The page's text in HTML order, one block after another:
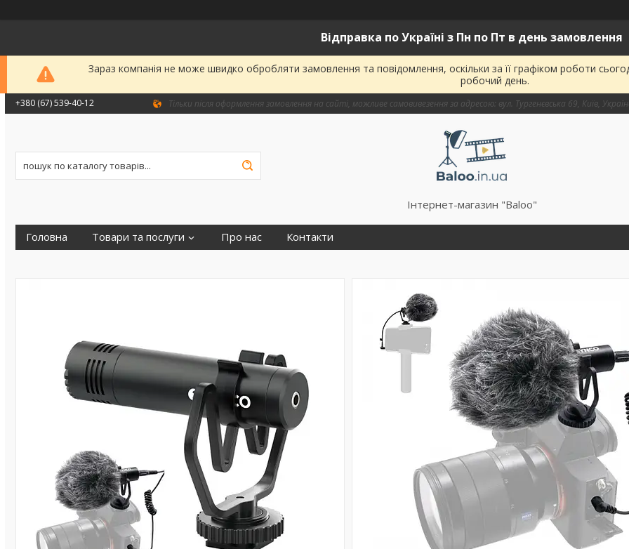
Відправка по Україні з Пн по Пт в день замовлення
Зараз компанія не може швидко обробляти замовлення та повідомлення, оскільки за її графіком роботи
робочий день.
+380 (67) 539-40-12 Тільки після оформлення замовлення на сайті, можливе самовивезення за адресою: вул. Тургенєвська 69, Київ,
Інтернет-магазин "Baloo"
Головна Товари та послуги Про нас Контакти